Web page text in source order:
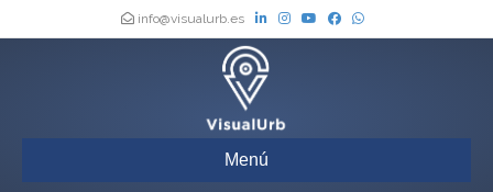
info@visualurb.es
Menú